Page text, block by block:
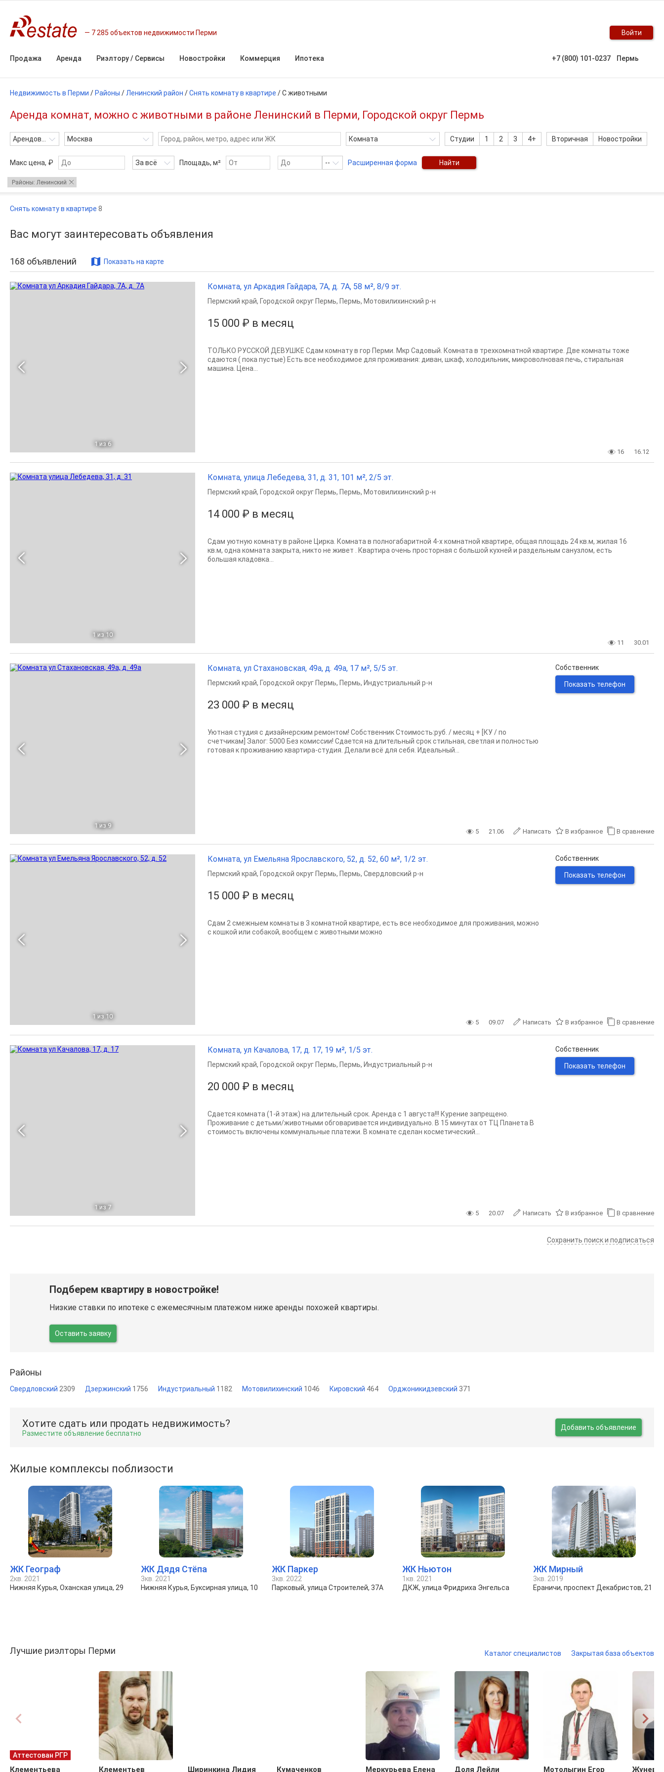
7 285 объектов недвижимости Перми Войти
Продажа Аренда Риэлтору / Сервисы Новостройки Коммерция Ипотека +7 (800) 101-0237 Пермь
Недвижимость в Перми / Районы / Ленинский район /Снять комнату в квартире /С животными
Аренда комнат, можно с животными в районе Ленинский в Перми, Городской округ Пермь
Арендовать Москва Комната Студии 1 2 3 4+ Вторичная Новостройки
Макс цена, ₽ За всё Площадь, м² -- Расширенная форма Найти
Районы: Ленинский
Снять комнату в квартире 8
Вас могут заинтересовать объявления
168 объявлений Показать на карте
1 из 6
Комната, ул Аркадия Гайдара, 7А, д. 7А, 58 м², 8/9 эт.
15 000 ₽ в месяц
Пермский край, Городской округ Пермь, Пермь, Мотовилихинский р-н
ТОЛЬКО РУССКОЙ ДЕВУШКЕ Сдам комнату в гор Перми. Мкр Садовый. Комната в трехкомнатной квартире. Две комнаты тоже
сдаются ( пока пустые) Есть все необходимое для проживания: диван, шкаф, холодильник, микроволновая печь, стиральная
машина. Цена...
16 16.12
1 из 10
Комната, улица Лебедева, 31, д. 31, 101 м², 2/5 эт.
14 000 ₽ в месяц
Пермский край, Городской округ Пермь, Пермь, Мотовилихинский р-н
Сдам уютную комнату в районе Цирка. Комната в полногабаритной 4-х комнатной квартире, общая площадь 24 кв.м, жилая 16
кв.м, одна комната закрыта, никто не живет . Квартира очень просторная с большой кухней и раздельным санузлом, есть
большая кладовка...
11 30.01
1 из 9
Комната, ул Стахановская, 49а, д. 49а, 17 м², 5/5 эт.
23 000 ₽ в месяц
Пермский край, Городской округ Пермь, Пермь, Индустриальный р-н
Уютная студия с дизайнерским ремонтом! Собственник Стоимость:руб. / месяц + [КУ / по
счетчикам] Залог: 5000 Без комиссии! Сдается на длительный срок стильная, светлая и полностью
готовая к проживанию квартира-студия. Делали всё для себя. Идеальный...
Собственник
Показать телефон
5 21.06 Написать В избранное В сравнение
1 из 10
Комната, ул Емельяна Ярославского, 52, д. 52, 60 м², 1/2 эт.
15 000 ₽ в месяц
Пермский край, Городской округ Пермь, Пермь, Свердловский р-н
Сдам 2 смежныем комнаты в 3 комнатной квартире, есть все необходимое для проживания, можно
с кошкой или собакой, вообщем с животными можно
Собственник
Показать телефон
5 09.07 Написать В избранное В сравнение
1 из 7
Комната, ул Качалова, 17, д. 17, 19 м², 1/5 эт.
20 000 ₽ в месяц
Пермский край, Городской округ Пермь, Пермь, Индустриальный р-н
Сдается комната (1-й этаж) на длительный срок. Аренда с 1 августа!!! Курение запрещено.
Проживание с детьми/животными обговаривается индивидуально. В 15 минутах от ТЦ Планета В
стоимость включены коммунальные платежи. В комнате сделан косметический...
Собственник
Показать телефон
5 20.07 Написать В избранное В сравнение
Сохранить поиск и подписаться
Подберем квартиру в новостройке!
Низкие ставки по ипотеке с ежемесячным платежом ниже аренды похожей квартиры.
Оставить заявку
Районы
Свердловский 2309 Дзержинский 1756 Индустриальный 1182 Мотовилихинский 1046 Кировский 464 Орджоникидзевский 371
Хотите сдать или продать недвижимость?
Разместите объявление бесплатно
Добавить объявление
Жилые комплексы поблизости
ЖК Географ
2кв. 2021
Нижняя Курья, Оханская улица, 29
ЖК Дядя Стёпа
3кв. 2021
Нижняя Курья, Буксирная улица, 10
ЖК Паркер
3кв. 2022
Парковый, улица Строителей, 37А
ЖК Ньютон
1кв. 2021
ДКЖ, улица Фридриха Энгельса
ЖК Мирный
3кв. 2019
Ераничи, проспект Декабристов, 21
Лучшие риэлторы Перми Каталог специалистов Закрытая база объектов
Аттестован РГР
Клементьева Клементьев Ширинкина Лидия Кумаченков Меркурьева Елена Доля Лейли Мотолыгин Егор Жунева